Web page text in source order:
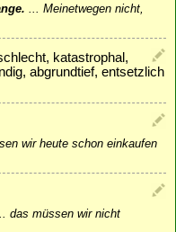
Meinetwegen nicht,
katastrophal,
abgrundtief, entsetzlich
wir heute schon einkaufen
... das müssen wir nicht